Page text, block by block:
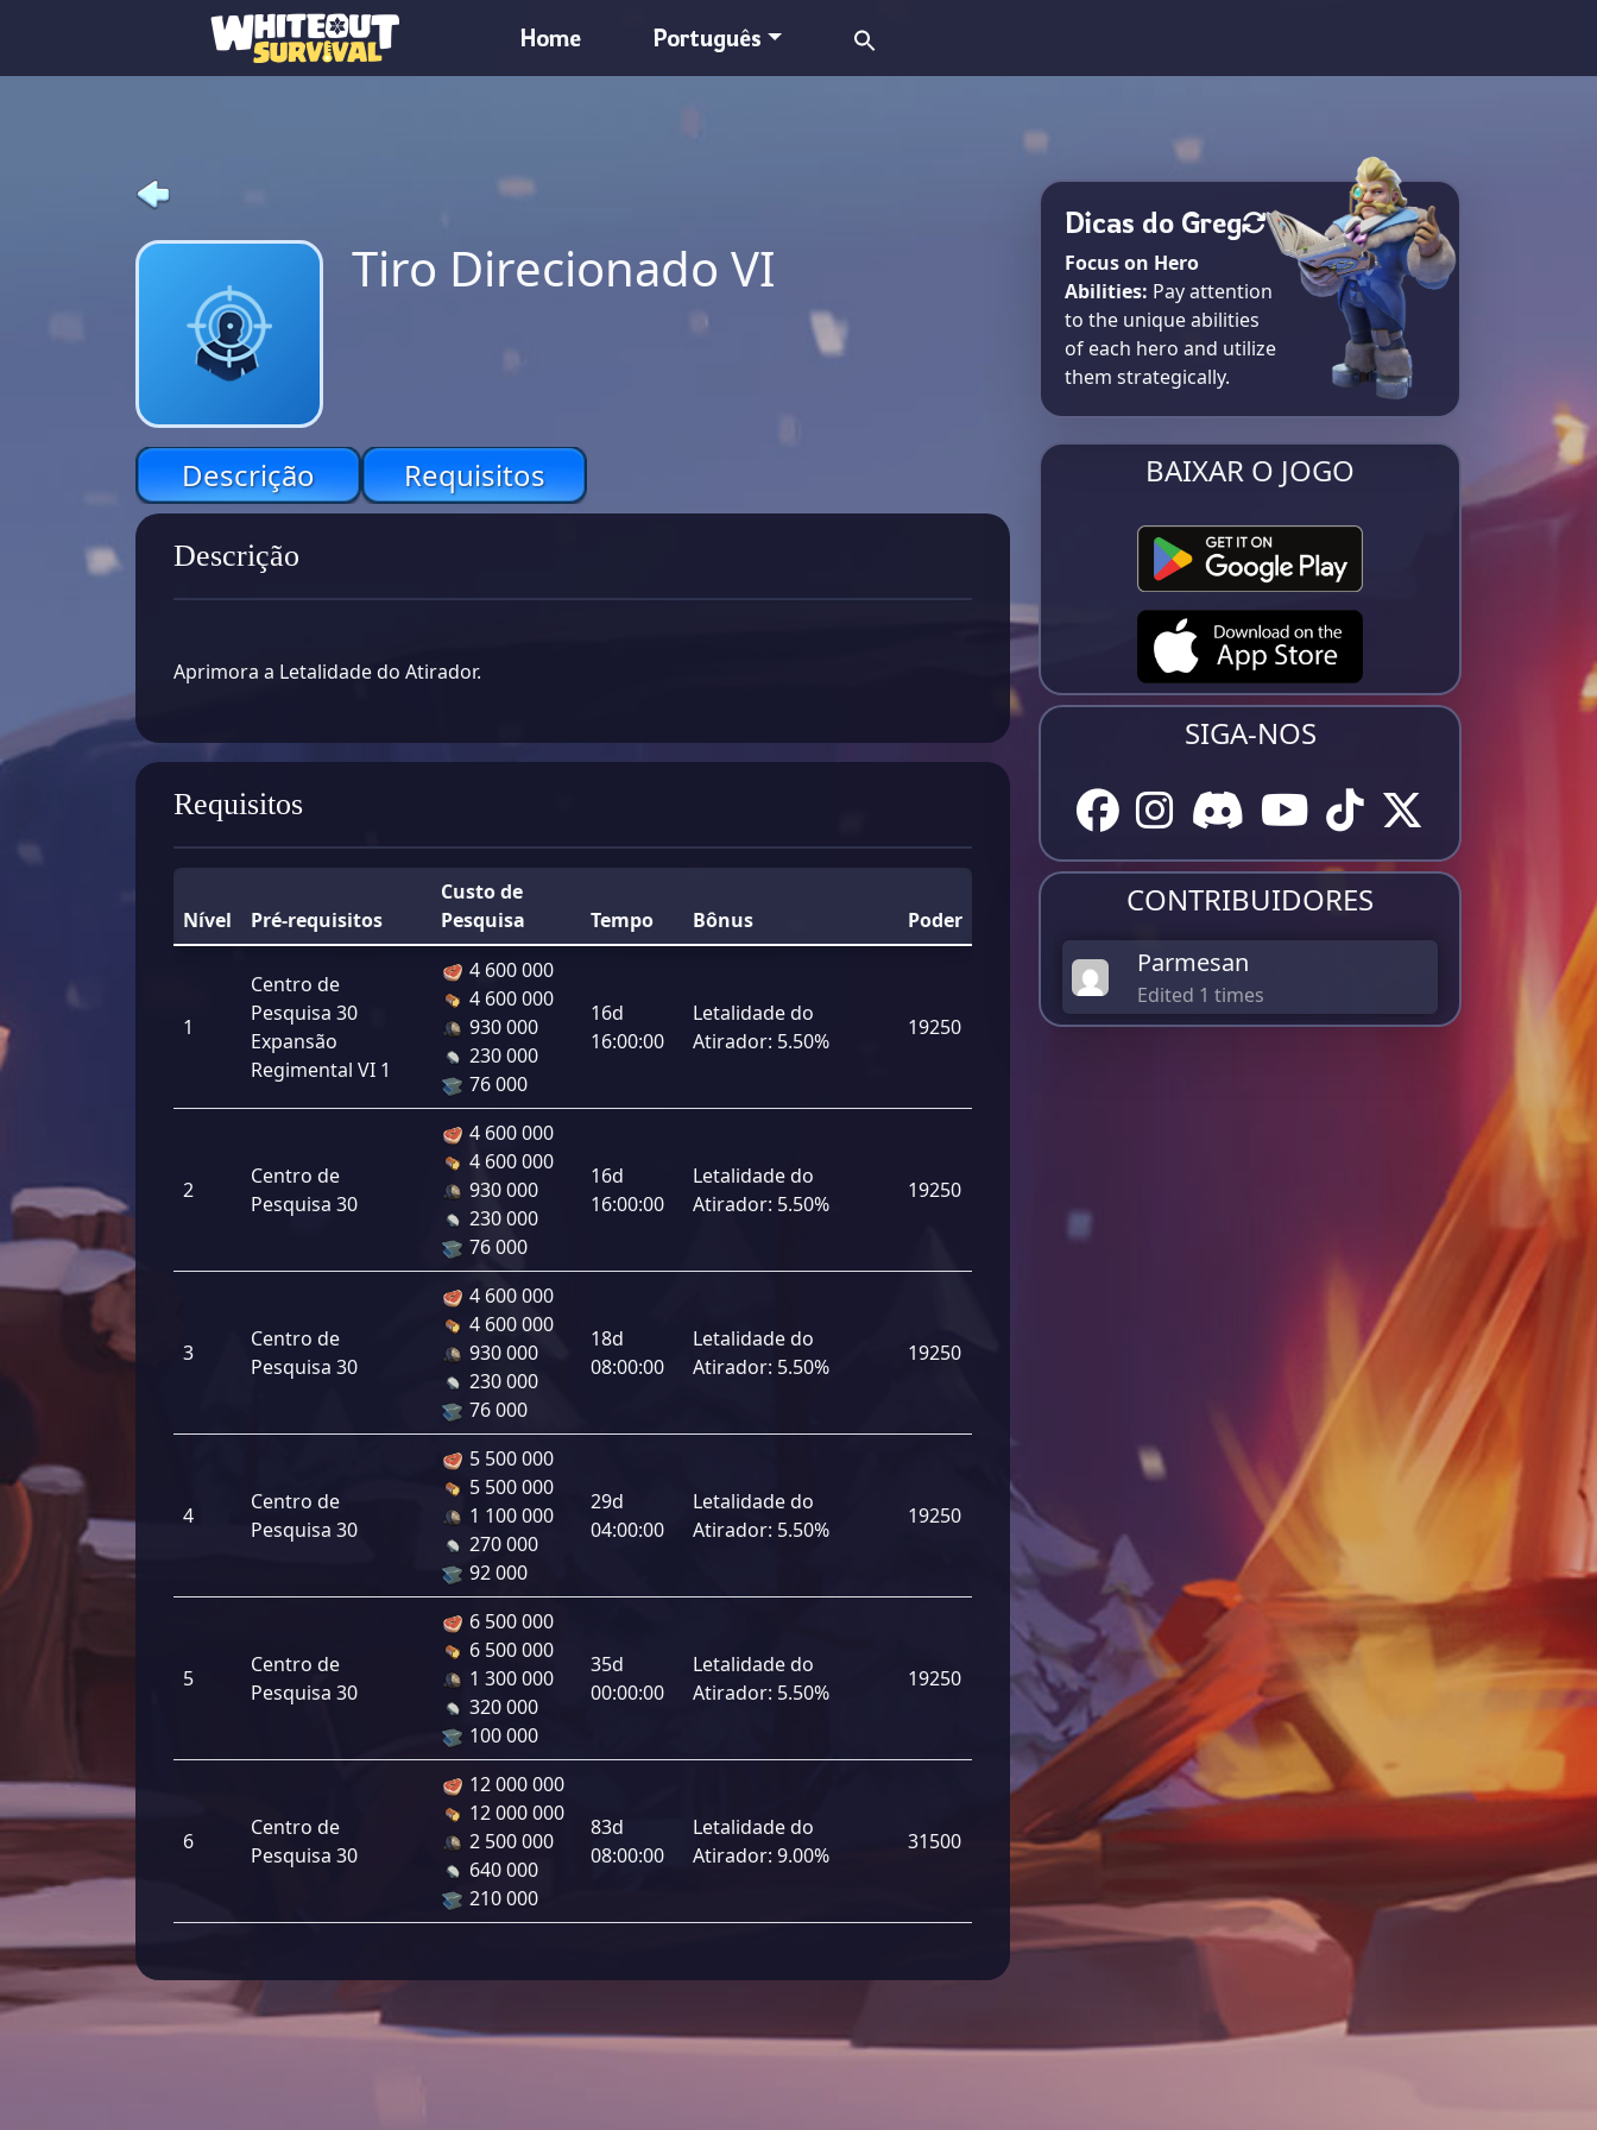
Home Português
Tiro Direcionado VI
Descrição Requisitos
Descrição
Aprimora a Letalidade do Atirador.
Requisitos
Nível Pré-requisitos
Custo de
Pesquisa
Tempo Bônus Poder
1
Centro de
Pesquisa 30
Expansão
Regimental VI 1
4 600 000
4 600 000
930 000
230 000
76 000
16d
16:00:00
Letalidade do
Atirador: 5.50%
19250
2
Centro de
Pesquisa 30
4 600 000
4 600 000
930 000
230 000
76 000
16d
16:00:00
Letalidade do
Atirador: 5.50%
19250
3
Centro de
Pesquisa 30
4 600 000
4 600 000
930 000
230 000
76 000
18d
08:00:00
Letalidade do
Atirador: 5.50%
19250
4
Centro de
Pesquisa 30
5 500 000
5 500 000
1 100 000
270 000
92 000
29d
04:00:00
Letalidade do
Atirador: 5.50%
19250
5
Centro de
Pesquisa 30
6 500 000
6 500 000
1 300 000
320 000
100 000
35d
00:00:00
Letalidade do
Atirador: 5.50%
19250
6
Centro de
Pesquisa 30
12 000 000
12 000 000
2 500 000
640 000
210 000
83d
08:00:00
Letalidade do
Atirador: 9.00%
31500
Dicas do Greg
Focus on Hero
Abilities: Pay attention
to the unique abilities
of each hero and utilize
them strategically.
BAIXAR O JOGO
SIGA-NOS
CONTRIBUIDORES
Parmesan
Edited 1 times